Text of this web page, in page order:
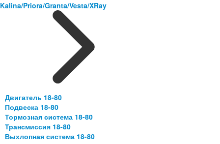
Kalina/Priora/Granta/Vesta/XRay
Двигатель 18-80
Подвеска 18-80
Тормозная система 18-80
Трансмиссия 18-80
Выхлопная система 18-80